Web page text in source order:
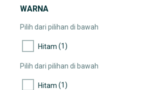
WARNA
Pilih dari pilihan di bawah
Hitam (1)
Pilih dari pilihan di bawah
Hitam (1)